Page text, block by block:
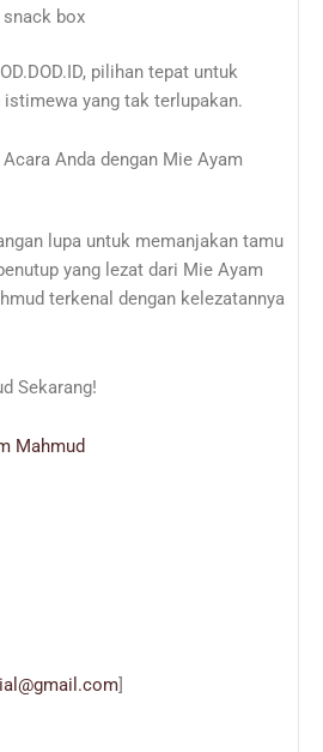
snack box
pilihan tepat untuk
yang tak terlupakan.
Anda dengan Mie Ayam
lupa untuk memanjakan tamu
yang lezat dari Mie Ayam
terkenal dengan kelezatannya
Sekarang!
Mahmud
]